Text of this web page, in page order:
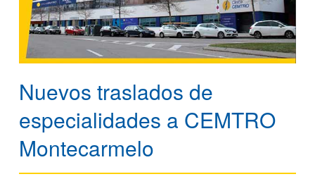
Nuevos traslados de
especialidades a CEMTRO
Montecarmelo